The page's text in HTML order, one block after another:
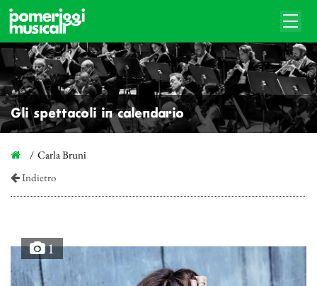
Gli spettacoli in calendario
Carla Bruni
Indietro
1